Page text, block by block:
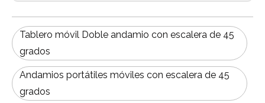
Tablero móvil Doble andamio con escalera de 45
grados
Andamios portátiles móviles con escalera de 45
grados